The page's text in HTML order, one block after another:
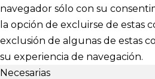
navegador sólo con su
la opción de excluirse de estas
exclusión de algunas de estas
su experiencia de navegación.
Necesarias